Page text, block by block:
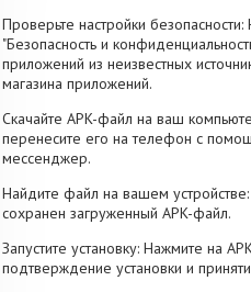
Проверьте настройки
"Безопасность и
приложений из неизвестных
магазина приложений.
Скачайте APK-файл на ваш
перенесите его на телефон с
мессенджер.
Найдите файл на вашем
сохранен загруженный APK-файл.
Запустите установку: Нажмите на
подтверждение установки и